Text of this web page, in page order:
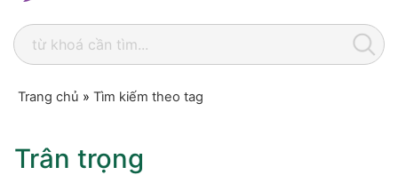
Trang chủ » Tìm kiếm theo tag
Trân trọng